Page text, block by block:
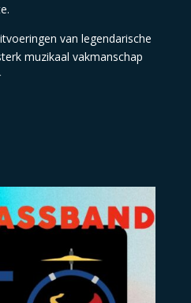
van legendarische
muzikaal vakmanschap